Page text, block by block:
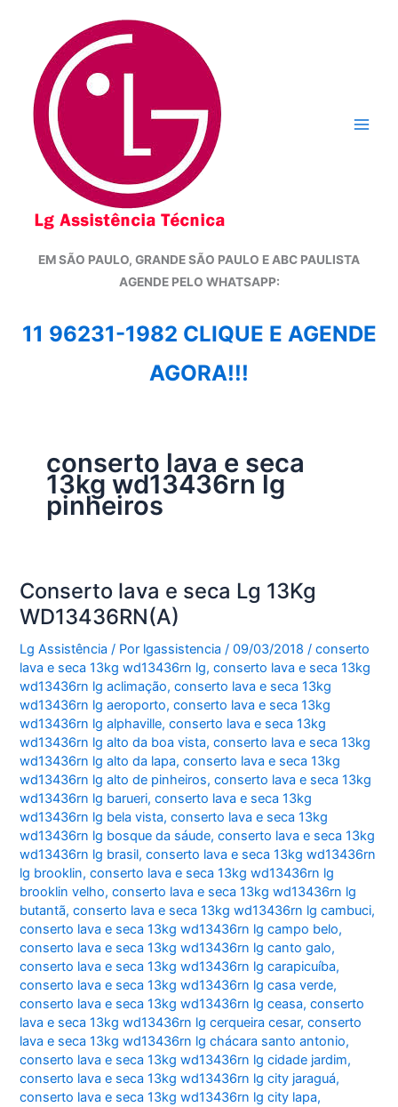
conteúdo
EM SÃO PAULO, GRANDE SÃO PAULO E ABC PAULISTA
AGENDE PELO WHATSAPP:
11 96231-1982 CLIQUE E AGENDE
AGORA!!!
conserto lava e seca
13kg wd13436rn lg
pinheiros
Conserto lava e seca Lg 13Kg
WD13436RN(A)
Lg Assistência / Por lgassistencia/09/03/2018 /conserto
lava e seca 13kg wd13436rn lg,conserto lava e seca 13kg
wd13436rn lg aclimação,conserto lava e seca 13kg
wd13436rn lg aeroporto,conserto lava e seca 13kg
wd13436rn lg alphaville,conserto lava e seca 13kg
wd13436rn lg alto da boa vista,conserto lava e seca 13kg
wd13436rn lg alto da lapa,conserto lava e seca 13kg
wd13436rn lg alto de pinheiros,conserto lava e seca 13kg
wd13436rn lg barueri,conserto lava e seca 13kg
wd13436rn lg bela vista,conserto lava e seca 13kg
wd13436rn lg bosque da sáude,conserto lava e seca 13kg
wd13436rn lg brasil,conserto lava e seca 13kg wd13436rn
lg brooklin,conserto lava e seca 13kg wd13436rn lg
brooklin velho,conserto lava e seca 13kg wd13436rn lg
butantã,conserto lava e seca 13kg wd13436rn lg cambuci,
conserto lava e seca 13kg wd13436rn lg campo belo,
conserto lava e seca 13kg wd13436rn lg canto galo,
conserto lava e seca 13kg wd13436rn lg carapicuíba,
conserto lava e seca 13kg wd13436rn lg casa verde,
conserto lava e seca 13kg wd13436rn lg ceasa,conserto
lava e seca 13kg wd13436rn lg cerqueira cesar,conserto
lava e seca 13kg wd13436rn lg chácara santo antonio,
conserto lava e seca 13kg wd13436rn lg cidade jardim,
conserto lava e seca 13kg wd13436rn lg city jaraguá,
conserto lava e seca 13kg wd13436rn lg city lapa,